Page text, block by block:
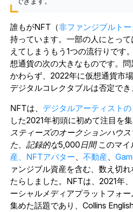
誰もがNFT（非ファンジブルトー
持っています。一部の人にとっ
えてしまうもう1つの流行りです
想通貨の次の大きなものです。
かわらず、2022年に仮想通貨市
デジタルコレクタブルは否定でき
NFTは、 デジタルアーティスト
した2021年初頭に初めて注目を
スティーズのオークションハウ
た、記録的な5,000日間このマイ
産、 NFTアバター、 不動産、
ァンジブル資産を含む、数え切
たらしました。NFTは、2021年
ーシャルメディアプラットフォ
集めた話題であり、 Collins